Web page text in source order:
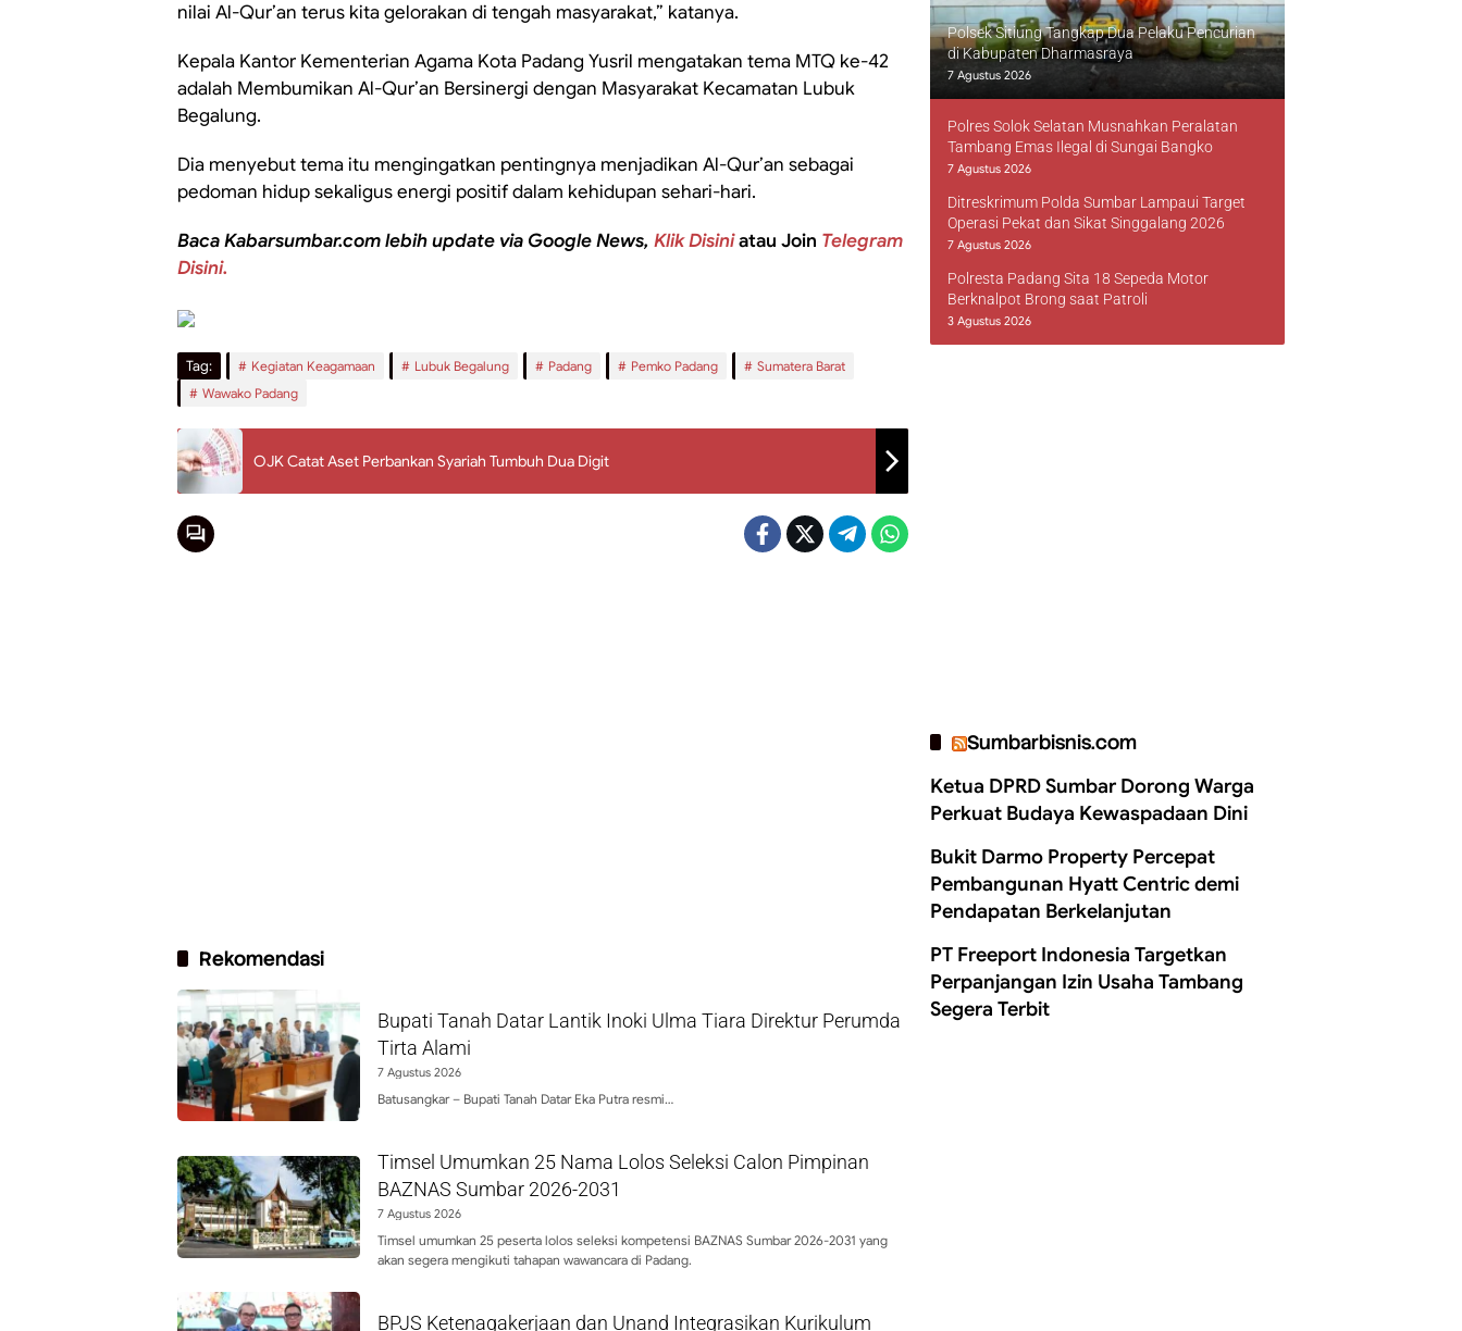
nilai Al-Qur’an terus kita gelorakan di tengah masyarakat,” katanya.
Kepala Kantor Kementerian Agama Kota Padang Yusril mengatakan tema MTQ ke-42
adalah Membumikan Al-Qur’an Bersinergi dengan Masyarakat Kecamatan Lubuk
Begalung.
Dia menyebut tema itu mengingatkan pentingnya menjadikan Al-Qur’an sebagai
pedoman hidup sekaligus energi positif dalam kehidupan sehari-hari.
Baca Kabarsumbar.com lebih update via Google News, Klik Disiniatau Join Telegram
Disini.
Tag: Kegiatan Keagamaan Lubuk Begalung Padang Pemko Padang
Sumatera Barat
Wawako Padang
OJK Catat Aset Perbankan Syariah Tumbuh Dua Digit
Rekomendasi
Bupati Tanah Datar Lantik Inoki Ulma Tiara Direktur Perumda
Tirta Alami
7 Agustus 2026
Batusangkar – Bupati Tanah Datar Eka Putra resmi…
Timsel Umumkan 25 Nama Lolos Seleksi Calon Pimpinan
BAZNAS Sumbar 2026-2031
7 Agustus 2026
Timsel umumkan 25 peserta lolos seleksi kompetensi BAZNAS Sumbar 2026-2031 yang
akan segera mengikuti tahapan wawancara di Padang.
BPJS Ketenagakerjaan dan Unand Integrasikan Kurikulum
Polsek Sitiung Tangkap Dua Pelaku Pencurian
di Kabupaten Dharmasraya
7 Agustus 2026
Polres Solok Selatan Musnahkan Peralatan
Tambang Emas Ilegal di Sungai Bangko
7 Agustus 2026
Ditreskrimum Polda Sumbar Lampaui Target
Operasi Pekat dan Sikat Singgalang 2026
7 Agustus 2026
Polresta Padang Sita 18 Sepeda Motor
Berknalpot Brong saat Patroli
3 Agustus 2026
Sumbarbisnis.com
Ketua DPRD Sumbar Dorong Warga
Perkuat Budaya Kewaspadaan Dini
Bukit Darmo Property Percepat
Pembangunan Hyatt Centric demi
Pendapatan Berkelanjutan
PT Freeport Indonesia Targetkan
Perpanjangan Izin Usaha Tambang
Segera Terbit